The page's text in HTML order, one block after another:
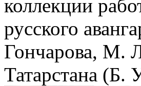
коллекции
русского
Гончарова, М.
Татарстана